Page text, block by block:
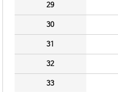
29
30
31
32
33